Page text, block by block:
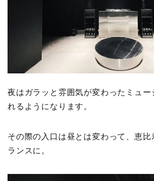
夜はガラッと雰囲気が変わったミュー
れるようになります。
その際の入口は昼とは変わって、恵比
ランスに。